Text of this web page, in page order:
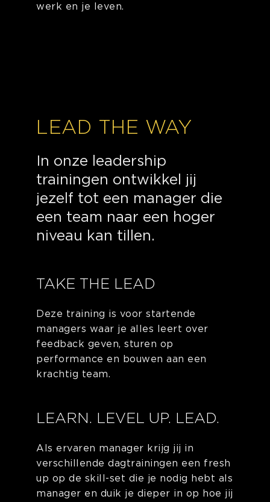
werk en je leven.
LEAD THE WAY
In onze leadership
trainingen ontwikkel jij
jezelf tot een manager die
een team naar een hoger
niveau kan tillen.
TAKE THE LEAD
LEARN. LEVEL UP. LEAD.
Deze training is voor startende
managers waar je alles leert over
feedback geven, sturen op
performance en bouwen aan een
krachtig team.
Als ervaren manager krijg jij in
verschillende dagtrainingen een fresh
up op de skill-set die je nodig hebt als
manager en duik je dieper in op hoe jij